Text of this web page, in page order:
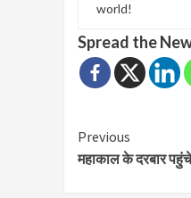
world!
Spread the
Continue
Reading
Previous
महाकाल के दरबार